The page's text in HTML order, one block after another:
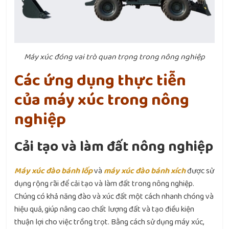
Máy xúc đóng vai trò quan trọng trong nông nghiệp
Các ứng dụng thực tiễn
của máy xúc trong nông
nghiệp
Cải tạo và làm đất nông nghiệp
Máy xúc đào bánh lốpvà máy xúc đào bánh xíchđược sử
dụng rộng rãi để cải tạo và làm đất trong nông nghiệp.
Chúng có khả năng đào và xúc đất một cách nhanh chóng và
hiệu quả, giúp nâng cao chất lượng đất và tạo điều kiện
thuận lợi cho việc trồng trọt. Bằng cách sử dụng máy xúc,